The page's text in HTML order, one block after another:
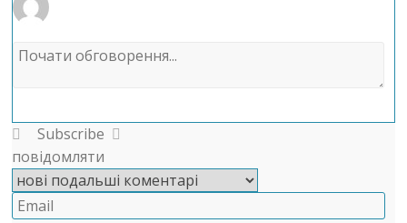
Subscribe
повідомляти